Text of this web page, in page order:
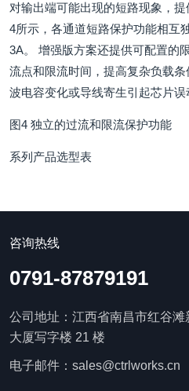
对输出端可能出现的短路现象，
4所示，各通道短路保护功能相互
3A。 增强版方案还提供可配置的
流点和限流时间，提高复杂负载
波电容变化或导线寄生引起芯片误
图4 独立的过流和限流保护功能
系列产品选型表
咨询热线
0791-87879191
公司地址：江西省南昌市红谷
大厦写字楼 21 楼
电子邮件：sales@ctrlworks.cn